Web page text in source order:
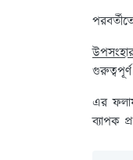
এর
ব্যাপক